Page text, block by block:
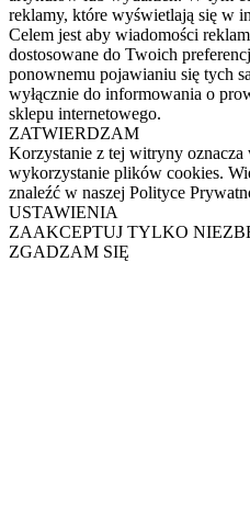
reklamy, które wyświetlają się w
Celem jest aby wiadomości
dostosowane do Twoich
ponownemu pojawianiu się tych
wyłącznie do informowania o
sklepu internetowego.
ZATWIERDZAM
Korzystanie z tej witryny oznacza
wykorzystanie plików cookies.
znaleźć w naszej Polityce
USTAWIENIA
ZAAKCEPTUJ TYLKO
ZGADZAM SIĘ